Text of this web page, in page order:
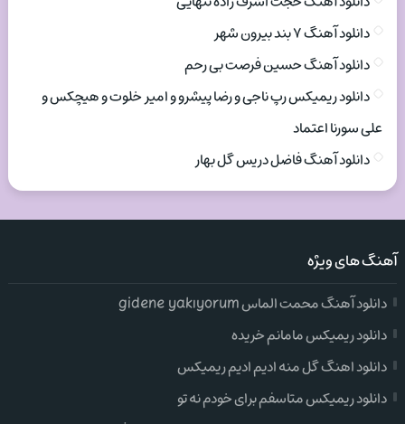
دانلود آهنگ ۷ بند بیرون شهر
دانلود آهنگ حسین فرصت بی رحم
دانلود ریمیکس رپ ناجی و رضا پیشرو و امیر خلوت و هیچکس و
علی سورنا اعتماد
دانلود آهنگ فاضل دریس گل بهار
آهنگ های ویژه
دانلود آهنگ محمت الماس gidene yakıyorum
دانلود ریمیکس مامانم خریده
دانلود اهنگ گل منه ادیم ادیم ریمیکس
دانلود ریمیکس متاسفم برای خودم نه تو